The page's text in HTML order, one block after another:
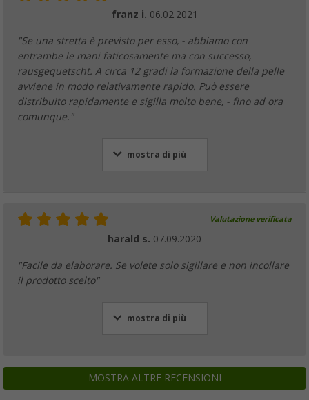
franz i. 06.02.2021
"Se una stretta è previsto per esso, - abbiamo con
entrambe le mani faticosamente ma con successo,
rausgequetscht. A circa 12 gradi la formazione della pelle
avviene in modo relativamente rapido. Può essere
distribuito rapidamente e sigilla molto bene, - fino ad ora
comunque."
mostra di più
Valutazione verificata
harald s. 07.09.2020
"Facile da elaborare. Se volete solo sigillare e non incollare
il prodotto scelto"
mostra di più
MOSTRA ALTRE RECENSIONI